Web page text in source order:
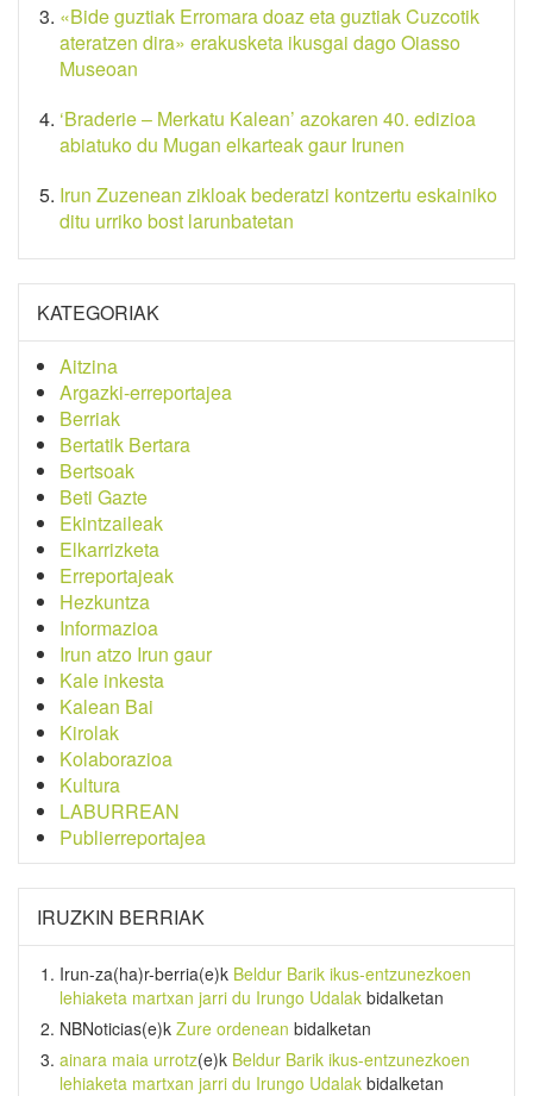
«Bide guztiak Erromara doaz eta guztiak Cuzcotik
ateratzen dira» erakusketa ikusgai dago Oiasso
Museoan
‘Braderie – Merkatu Kalean’ azokaren 40. edizioa
abiatuko du Mugan elkarteak gaur Irunen
Irun Zuzenean zikloak bederatzi kontzertu eskainiko
ditu urriko bost larunbatetan
KATEGORIAK
Aitzina
Argazki-erreportajea
Berriak
Bertatik Bertara
Bertsoak
Beti Gazte
Ekintzaileak
Elkarrizketa
Erreportajeak
Hezkuntza
Informazioa
Irun atzo Irun gaur
Kale inkesta
Kalean Bai
Kirolak
Kolaborazioa
Kultura
LABURREAN
Publierreportajea
IRUZKIN BERRIAK
Irun-za(ha)r-berria(e)k Beldur Barik ikus-entzunezkoen
lehiaketa martxan jarri du Irungo Udalak bidalketan
NBNoticias(e)k Zure ordenean bidalketan
ainara maia urrotz(e)k Beldur Barik ikus-entzunezkoen
lehiaketa martxan jarri du Irungo Udalak bidalketan